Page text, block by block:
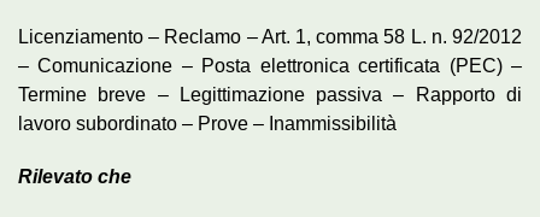
Licenziamento – Reclamo – Art. 1, comma 58 L. n. 92/2012
– Comunicazione – Posta elettronica certificata (PEC) –
Termine breve – Legittimazione passiva – Rapporto di
lavoro subordinato – Prove – Inammissibilità
Rilevato che